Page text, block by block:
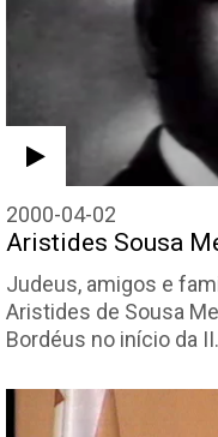
2000-04-02
Aristides Sousa
Judeus, amigos e
Aristides de Sousa
Bordéus no início da